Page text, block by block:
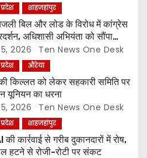
शाहजहांपुर
बिल और लोड के विरोध में कांग्रेस
अधिशासी अभियंता को सौंपा
2026 Ten News One Desk
औरेया
किल्लत को लेकर सहकारी समिति पर
यूनियन का धरना
2026 Ten News One Desk
शाहजहांपुर
कार्रवाई से गरीब दुकानदारों में रोष,
हटने से रोजी-रोटी पर संकट